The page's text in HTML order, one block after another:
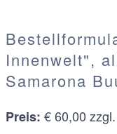
Innenwelt",
Samarona
Preis: € 60,00